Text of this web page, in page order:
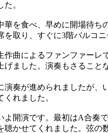
。
を食べ、早めに開場待ち
を取り、すぐに3階バルコ
曲によるファンファーレ
げました。演奏もさるこ
奏が進められましたが、
れました。
開演です。最初はA合奏
聴かせてくれました。弦